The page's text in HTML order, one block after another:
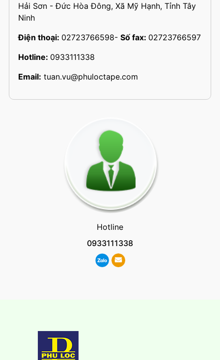
Hải Sơn - Đức Hòa Đông, Xã Mỹ Hạnh, Tỉnh Tây
Ninh
Điện thoại: 02723766598- Số fax: 02723766597
Hotline: 0933111338
Email: tuan.vu@phuloctape.com
Hotline
0933111338